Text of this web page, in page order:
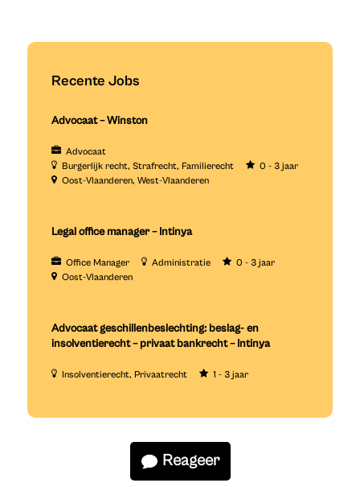
Recente Jobs
Advocaat – Winston
Advocaat
Burgerlijk recht Strafrecht Familierecht
0 - 3 jaar
Oost-Vlaanderen West-Vlaanderen
Legal office manager – Intinya
Office Manager Administratie
0 - 3 jaar
Oost-Vlaanderen
Advocaat geschillenbeslechting: beslag- en
insolventierecht – privaat bankrecht – Intinya
Insolventierecht Privaatrecht 1 - 3 jaar
Reageer